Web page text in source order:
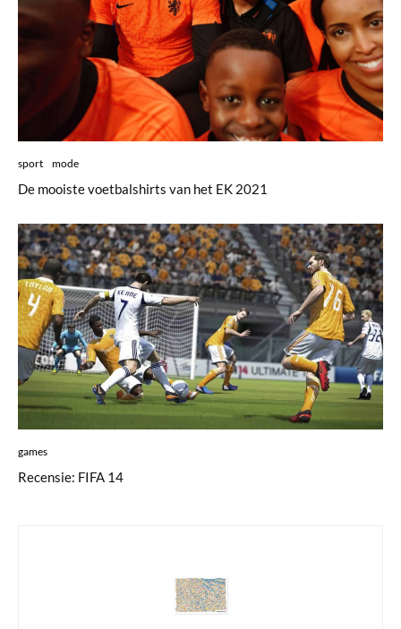
sport mode
De mooiste voetbalshirts van het EK 2021
games
Recensie: FIFA 14